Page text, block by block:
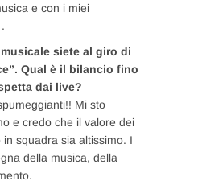
e con i miei
siete al giro di
Qual è il bilancio fino
dai live?
Mi sto
e credo che il valore dei
squadra sia altissimo. I
della musica, della